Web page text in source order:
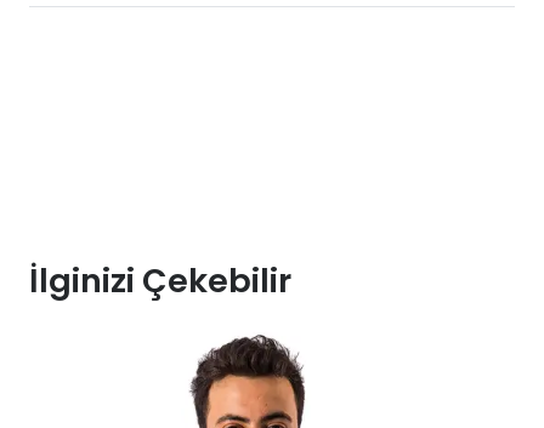
İlginizi Çekebilir